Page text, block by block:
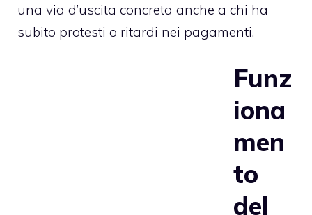
una via d’uscita concreta anche a chi ha
subito protesti o ritardi nei pagamenti.
Funz
iona
men
to
del